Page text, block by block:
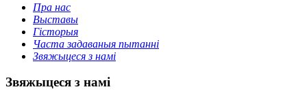
Пра нас
Выставы
Гісторыя
Часта задаваныя пытанні
Звяжыцеся з намі
Звяжыцеся з намі